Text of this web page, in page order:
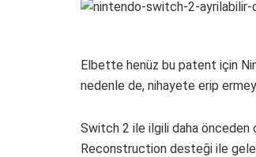
Elbette henüz bu patent için
nedenle de, nihayete erip
Switch 2 ile ilgili daha önceden
Reconstruction desteği ile